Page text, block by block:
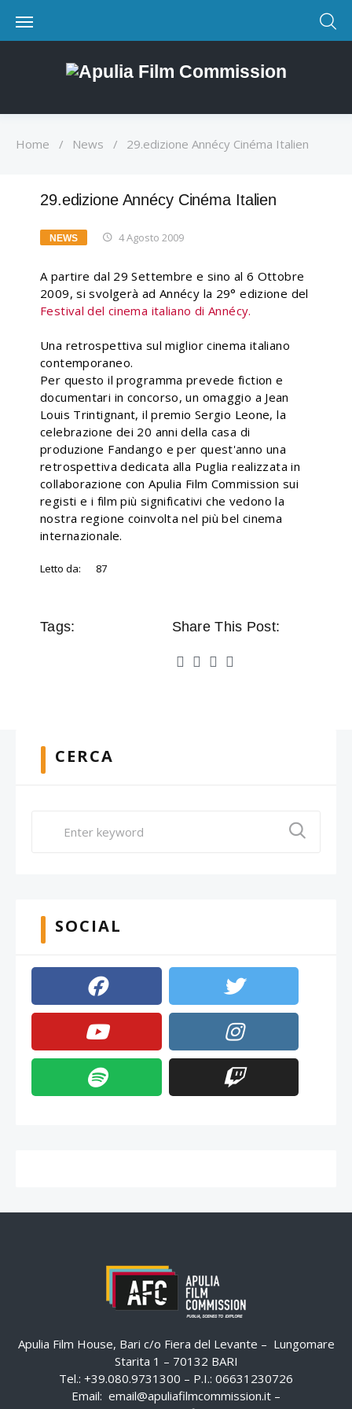
Home / News / 29.edizione Annécy Cinéma Italien
29.edizione Annécy Cinéma Italien
NEWS 4 Agosto 2009
A partire dal 29 Settembre e sino al 6 Ottobre
2009, si svolgerà ad Annécy la 29° edizione del
Festival del cinema italiano di Annécy.
Una retrospettiva sul miglior cinema italiano
contemporaneo.
Per questo il programma prevede fiction e
documentari in concorso, un omaggio a Jean
Louis Trintignant, il premio Sergio Leone, la
celebrazione dei 20 anni della casa di
produzione Fandango e per quest'anno una
retrospettiva dedicata alla Puglia realizzata in
collaborazione con Apulia Film Commission sui
registi e i film più significativi che vedono la
nostra regione coinvolta nel più bel cinema
internazionale.
Letto da: 87
Tags: Share This Post:
CERCA
SOCIAL
Apulia Film House, Bari c/o Fiera del Levante – Lungomare
Starita 1 – 70132 BARI
Tel.: +39.080.9731300 – P.I.: 06631230726
Email: email@apuliafilmcommission.it –